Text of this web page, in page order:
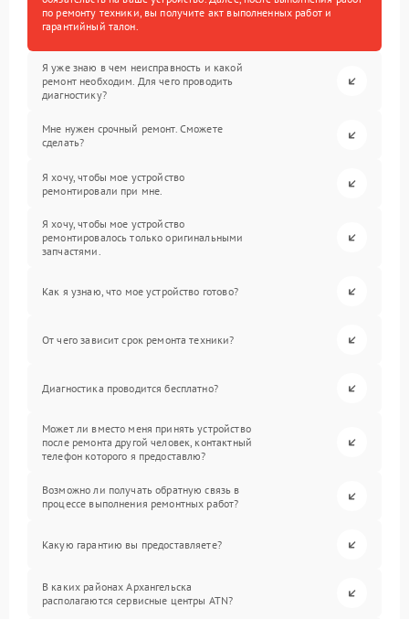
по ремонту техники, вы получите акт выполненных работ и
гарантийный талон.
Я уже знаю в чем неисправность и какой
ремонт необходим. Для чего проводить
диагностику?
Мне нужен срочный ремонт. Сможете
сделать?
Я хочу, чтобы мое устройство
ремонтировали при мне.
Я хочу, чтобы мое устройство
ремонтировалось только оригинальными
запчастями.
Как я узнаю, что мое устройство готово?
От чего зависит срок ремонта техники?
Диагностика проводится бесплатно?
Может ли вместо меня принять устройство
после ремонта другой человек, контактный
телефон которого я предоставлю?
Возможно ли получать обратную связь в
процессе выполнения ремонтных работ?
Какую гарантию вы предоставляете?
В каких районах Архангельска
располагаются сервисные центры ATN?